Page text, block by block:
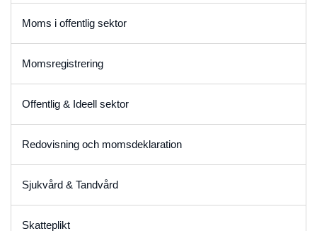
Moms i offentlig sektor
Momsregistrering
Offentlig & Ideell sektor
Redovisning och momsdeklaration
Sjukvård & Tandvård
Skatteplikt